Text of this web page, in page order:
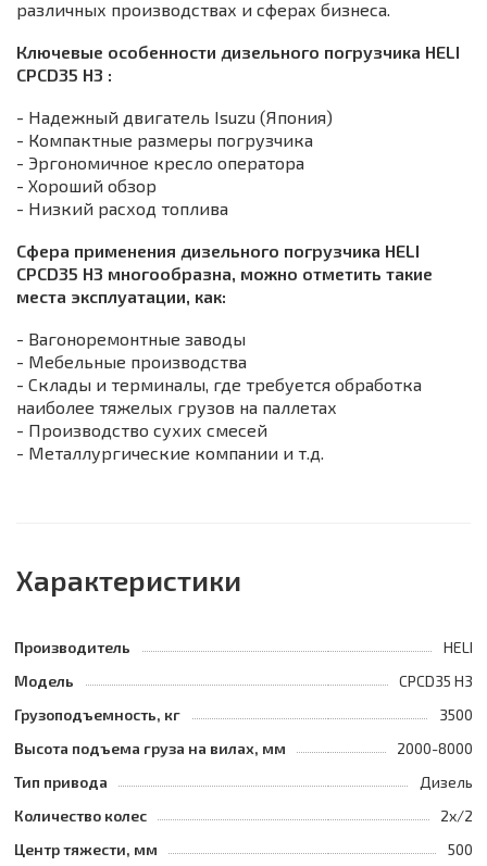
различных производствах и сферах бизнеса.
Ключевые особенности дизельного погрузчика HELI
CPCD35 H3 :
- Надежный двигатель Isuzu (Япония)
- Компактные размеры погрузчика
- Эргономичное кресло оператора
- Хороший обзор
- Низкий расход топлива
Сфера применения дизельного погрузчика HELI
CPCD35 H3 многообразна, можно отметить такие
места эксплуатации, как:
- Вагоноремонтные заводы
- Мебельные производства
- Склады и терминалы, где требуется обработка
наиболее тяжелых грузов на паллетах
- Производство сухих смесей
- Металлургические компании и т.д.
Характеристики
Производитель
HELI
Модель
CPCD35 H3
Грузоподъемность, кг
3500
Высота подъема груза на вилах, мм
2000-8000
Тип привода
Дизель
Количество колес
2х/2
Центр тяжести, мм
500